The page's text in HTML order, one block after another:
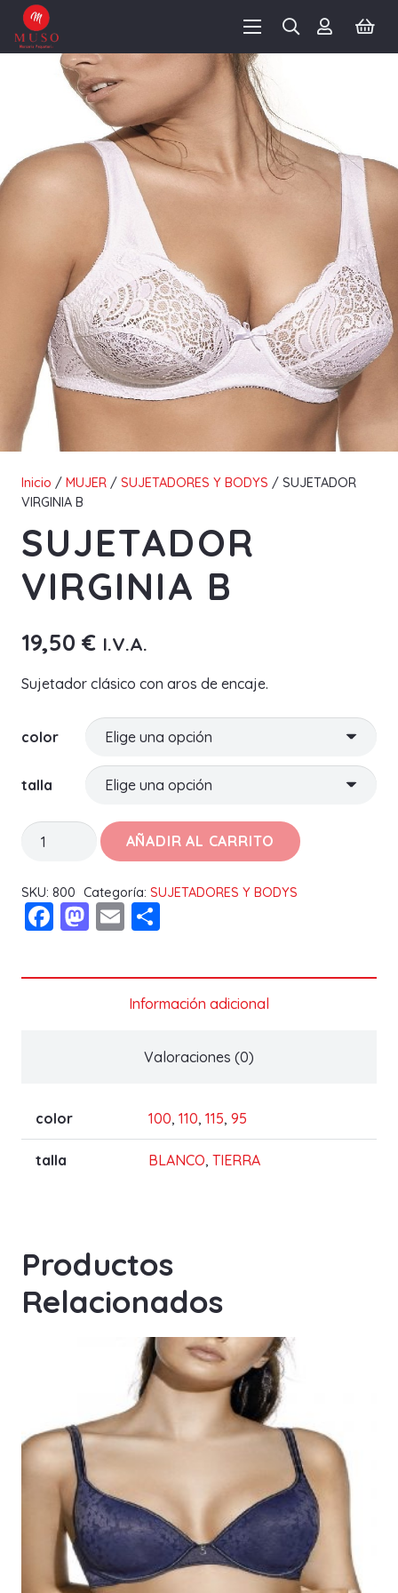
Inicio / MUJER / SUJETADORES Y BODYS / SUJETADOR
VIRGINIA B
SUJETADOR
VIRGINIA B
19,50 € I.V.A.
Sujetador clásico con aros de encaje.
color
talla
SUJETADOR
B
cantidad
AÑADIR AL CARRITO
SKU: 800 Categoría: SUJETADORES Y BODYS
Facebook
Mastodon
Email
Información adicional
Valoraciones (0)
color 100, 110, 115, 95
talla BLANCO, TIERRA
Productos
Relacionados